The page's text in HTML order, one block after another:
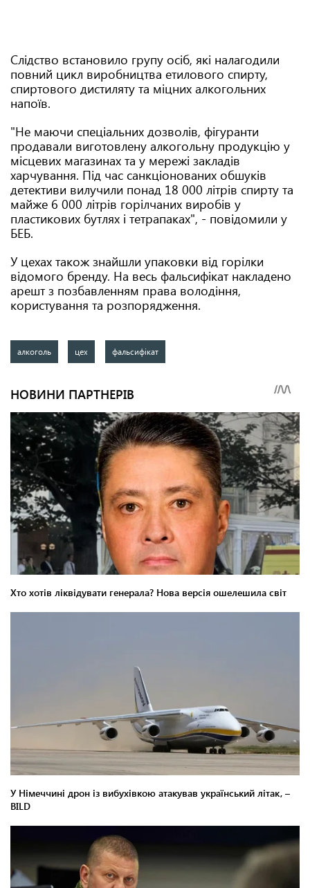
Слідство встановило групу осіб, які налагодили
повний цикл виробництва етилового спирту,
спиртового дистиляту та міцних алкогольних
напоїв.
"Не маючи спеціальних дозволів, фігуранти
продавали виготовлену алкогольну продукцію у
місцевих магазинах та у мережі закладів
харчування. Під час санкціонованих обшуків
детективи вилучили понад 18 000 літрів спирту та
майже 6 000 літрів горілчаних виробів у
пластикових бутлях і тетрапаках", - повідомили у
БЕБ.
У цехах також знайшли упаковки від горілки
відомого бренду. На весь фальсифікат накладено
арешт з позбавленням права володіння,
користування та розпорядження.
алкоголь цех фальсифікат